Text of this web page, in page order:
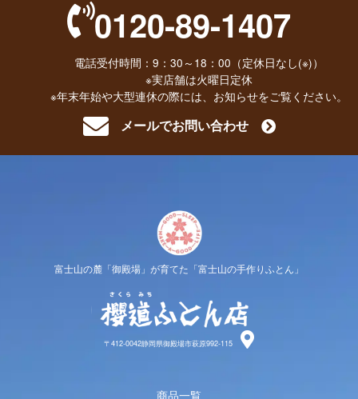
0120-89-1407
電話受付時間：9：30～18：00（定休日なし(※)）
※実店舗は火曜日定休
※年末年始や大型連休の際には、お知らせをご覧ください。
メールでお問い合わせ
富士山の麓「御殿場」が育てた「富士山の手作りふとん」
〒412-0042静岡県御殿場市萩原992-115
商品一覧